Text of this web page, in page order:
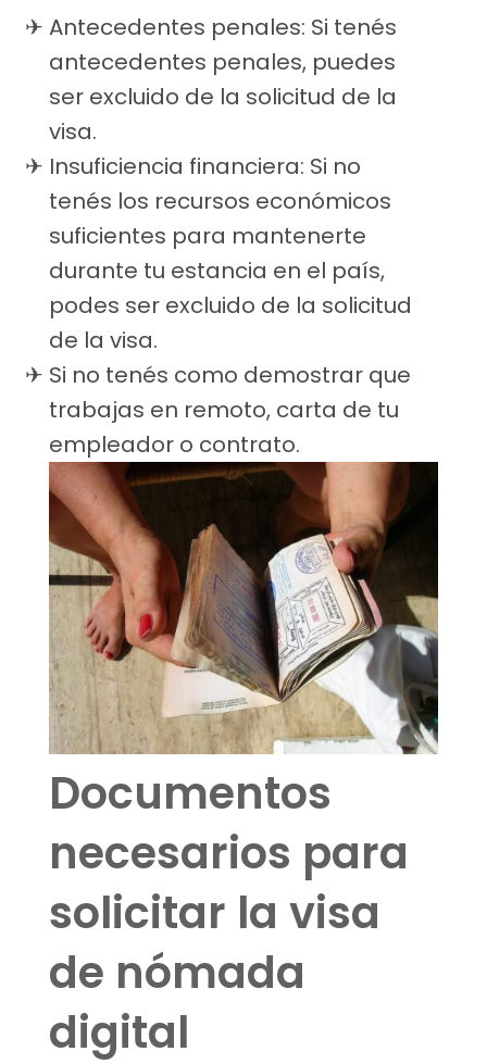
Antecedentes penales: Si tenés
antecedentes penales, puedes
ser excluido de la solicitud de la
visa.
Insuficiencia financiera: Si no
tenés los recursos económicos
suficientes para mantenerte
durante tu estancia en el país,
podes ser excluido de la solicitud
de la visa.
Si no tenés como demostrar que
trabajas en remoto, carta de tu
empleador o contrato.
Documentos
necesarios para
solicitar la visa
de nómada
digital